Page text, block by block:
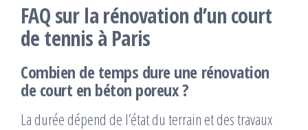
FAQ sur la rénovation d’un court
de tennis à Paris
Combien de temps dure une rénovation
de court en béton poreux ?
La durée dépend de l’état du terrain et des travaux